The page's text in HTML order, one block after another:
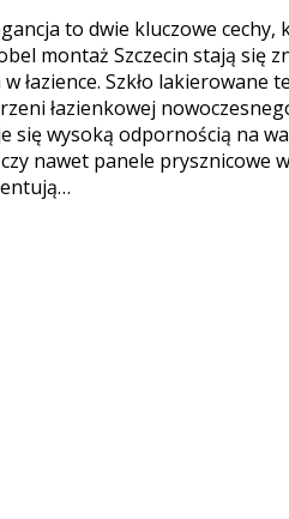
to dwie kluczowe cechy,
montaż Szczecin stają się
łazience. Szkło lakierowane
łazienkowej
się wysoką odpornością na
nawet panele prysznicowe